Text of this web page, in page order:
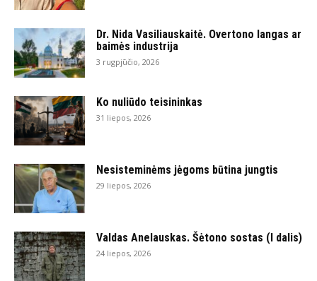
Dr. Nida Vasiliauskaitė. Overtono langas ar
baimės industrija
3 rugpjūčio, 2026
Ko nuliūdo teisininkas
31 liepos, 2026
Nesisteminėms jėgoms būtina jungtis
29 liepos, 2026
Valdas Anelauskas. Šėtono sostas (I dalis)
24 liepos, 2026